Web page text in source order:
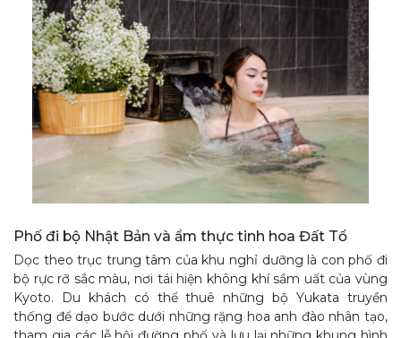
Phố đi bộ Nhật Bản và ẩm thực tinh hoa Đất Tổ
Dọc theo trục trung tâm của khu nghỉ dưỡng là con phố đi
bộ rực rỡ sắc màu, nơi tái hiện không khí sầm uất của vùng
Kyoto. Du khách có thể thuê những bộ Yukata truyền
thống để dạo bước dưới những rặng hoa anh đào nhân tạo,